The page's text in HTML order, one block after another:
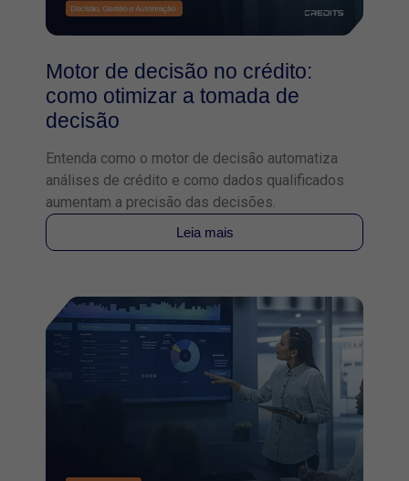
Motor de decisão no crédito:
como otimizar a tomada de
decisão
Entenda como o motor de decisão automatiza
análises de crédito e como dados qualificados
aumentam a precisão das decisões.
Leia mais